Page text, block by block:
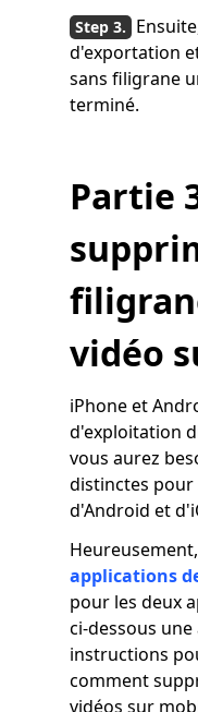
d'exportation
sans filigrane
terminé.
Partie
vidéo
iPhone et
d'exploitation
vous aurez
distinctes
d'Android et
applications
pour les deux
ci-dessous
instructions
comment
vidéos sur